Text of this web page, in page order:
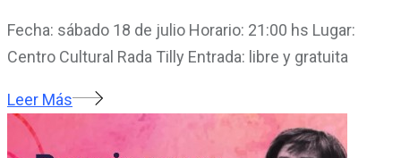
Fecha: sábado 18 de julio Horario: 21:00 hs Lugar:
Centro Cultural Rada Tilly Entrada: libre y gratuita
Leer Más